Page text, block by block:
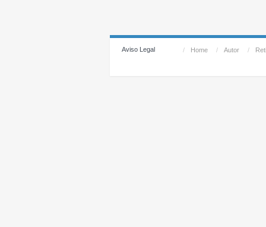
Aviso Legal / Home / Autor /